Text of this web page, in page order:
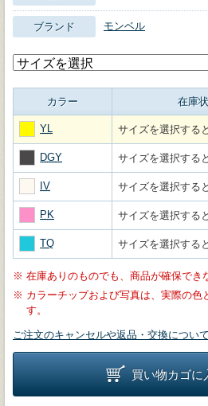
ブランド モンベル
カラー 在庫
YL サイズを選択する
DGY サイズを選択する
IV サイズを選択する
PK サイズを選択する
TQ サイズを選択する
※ 在庫ありのものでも、商品が確保でき
※ カラーチップおよび写真は、実際の色
す。
ご注文のキャンセルや返品・交換について
買い物カゴに